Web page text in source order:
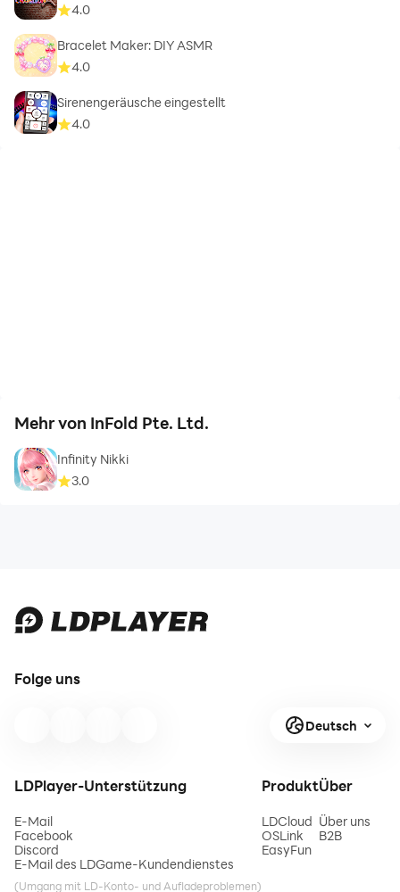
4.0
Bracelet Maker: DIY ASMR
4.0
Sirenengeräusche eingestellt
4.0
Mehr von InFold Pte. Ltd.
Infinity Nikki
3.0
Folge uns
Deutsch
LDPlayer-Unterstützung
E-Mail
Facebook
Discord
E-Mail des LDGame-Kundendienstes
(Umgang mit LD-Konto- und Aufladeproblemen)
Produkt
LDCloud
OSLink
EasyFun
Über
Über uns
B2B